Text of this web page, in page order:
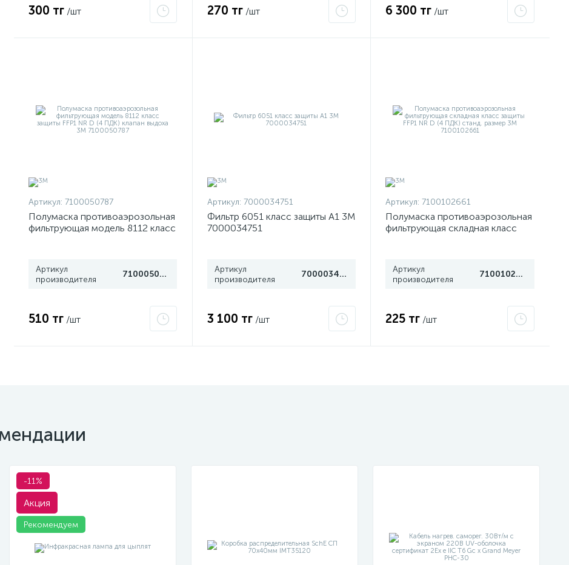
300 тг /шт 270 тг /шт 6 300 тг /шт
Артикул: 7100050787
Полумаска противоаэрозольная
фильтрующая модель 8112 класс
Артикул
производителя
7100050787
510 тг /шт
Артикул: 7000034751
Фильтр 6051 класс защиты A1 3М
7000034751
Артикул
производителя
7000034751
3 100 тг /шт
Артикул: 7100102661
Полумаска противоаэрозольная
фильтрующая складная класс
Артикул
производителя
7100102661
225 тг /шт
-11%
Акция
Рекомендуем